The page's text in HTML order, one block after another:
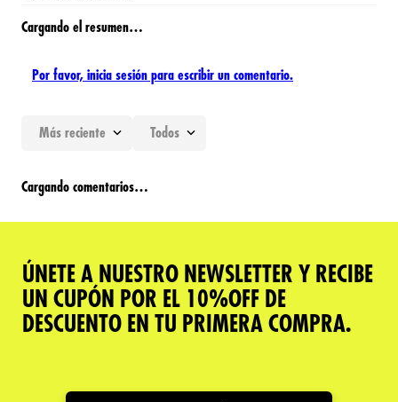
Cargando el resumen…
Por favor, inicia sesión para escribir un comentario.
Más reciente Todos
Cargando comentarios…
ÚNETE A NUESTRO NEWSLETTER Y RECIBE
UN CUPÓN POR EL 10%OFF DE
DESCUENTO EN TU PRIMERA COMPRA.